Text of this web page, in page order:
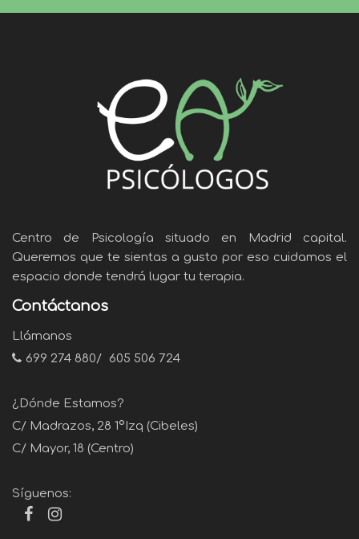
Centro de Psicología situado en Madrid capital.
Queremos que te sientas a gusto por eso cuidamos el
espacio donde tendrá lugar tu terapia.
Contáctanos
Llámanos
699 274 880/ 605 506 724
¿Dónde Estamos?
C/ Madrazos, 28 1ºIzq (Cibeles)
C/ Mayor, 18 (Centro)
Síguenos: